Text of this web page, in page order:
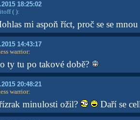
18:25:02
( ):
mi aspoň říct, proč se se
14:43:17
warrior:
ty tu po takové době?
20:48:21
warrior:
minulosti ožil? Daří se